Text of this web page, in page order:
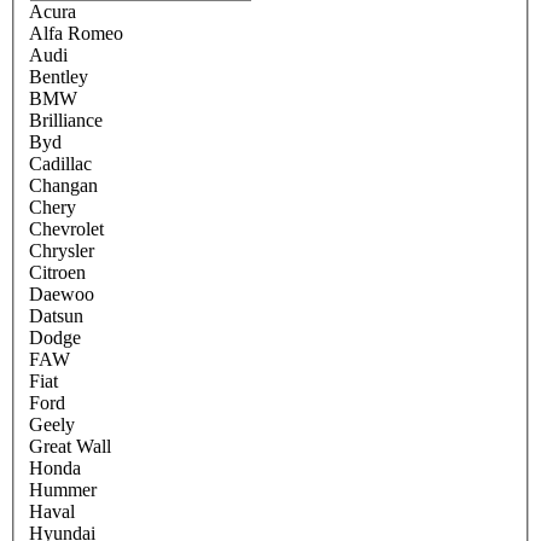
Acura
Alfa Romeo
Audi
Bentley
BMW
Brilliance
Byd
Cadillac
Changan
Chery
Chevrolet
Chrysler
Citroen
Daewoo
Datsun
Dodge
FAW
Fiat
Ford
Geely
Great Wall
Honda
Hummer
Haval
Hyundai